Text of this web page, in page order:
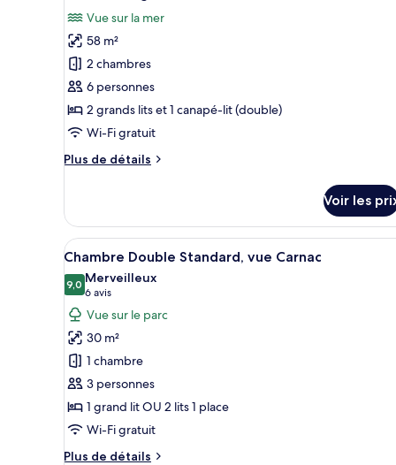
Chambre
Supérieure,
balcon,
en
front
de
mer
les
photos
pour
ce
type
de
chambre :
Suite
Vue sur la mer
58 m²
2 chambres
6 personnes
2 grands lits et 1 canapé-lit (double)
Wi-Fi gratuit
Plus de détails
Plus
le
type
de
chambre
Suite
Prestige
Voir les
Afficher
toutes
les
photos
pour
ce
type
de
chambre :
Chambre
Double
Chambre Double Standard,
7
Chambre Double Standard, vue Carnac
9,09,0 sur 10
Merveilleux
6 avis
(6 avis)
Vue sur le parc
30 m²
1 chambre
3 personnes
1 grand lit OU 2 lits 1 place
Wi-Fi gratuit
Plus de détails
Plus